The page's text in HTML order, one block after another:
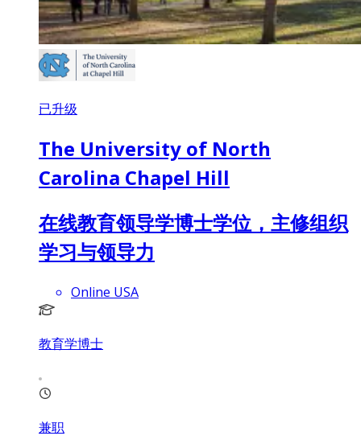
已升级
The University of North
Carolina Chapel Hill
在线教育领导学博士学位，主修组织
学习与领导力
Online USA
教育学博士
兼职